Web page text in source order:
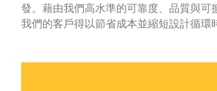
發。藉由我們高水準的可靠度、品質與可
我們的客戶得以節省成本並縮短設計循環